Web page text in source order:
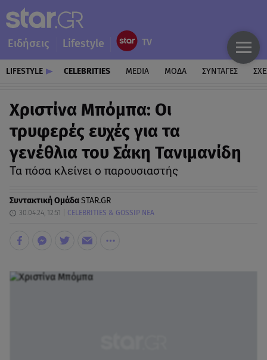
Ειδήσεις Lifestyle
LIFESTYLE CELEBRITIES MEDIA ΜΟΔΑ ΣΥΝΤΑΓΕΣ
Χριστίνα Μπόμπα: Οι
τρυφερές ευχές για τα
γενέθλια του Σάκη Τανιμανίδη
Τα πόσα κλείνει ο παρουσιαστής
Συντακτική ΟμάδαSTAR.GR
30.04.24, 12:51 CELEBRITIES & GOSSIP ΝΕΑ